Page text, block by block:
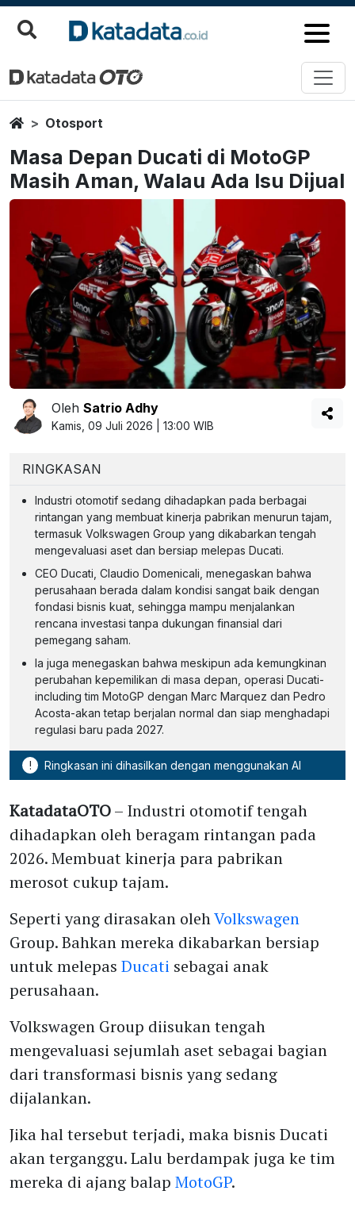
HomeOtosport
Masa Depan Ducati di MotoGP
Masih Aman, Walau Ada Isu Dijual
Oleh Satrio Adhy
Kamis, 09 Juli 2026 | 13:00 WIB
RINGKASAN
Industri otomotif sedang dihadapkan pada berbagai
rintangan yang membuat kinerja pabrikan menurun tajam,
termasuk Volkswagen Group yang dikabarkan tengah
mengevaluasi aset dan bersiap melepas Ducati.
CEO Ducati, Claudio Domenicali, menegaskan bahwa
perusahaan berada dalam kondisi sangat baik dengan
fondasi bisnis kuat, sehingga mampu menjalankan
rencana investasi tanpa dukungan finansial dari
pemegang saham.
Ia juga menegaskan bahwa meskipun ada kemungkinan
perubahan kepemilikan di masa depan, operasi Ducati-
including tim MotoGP dengan Marc Marquez dan Pedro
Acosta-akan tetap berjalan normal dan siap menghadapi
regulasi baru pada 2027.
! Ringkasan ini dihasilkan dengan menggunakan AI
KatadataOTO– Industri otomotif tengah
dihadapkan oleh beragam rintangan pada
2026. Membuat kinerja para pabrikan
merosot cukup tajam.
Seperti yang dirasakan olehVolkswagen
Group. Bahkan mereka dikabarkan bersiap
untuk melepas Ducati sebagai anak
perusahaan.
Volkswagen Group diisukan tengah
mengevaluasi sejumlah aset sebagai bagian
dari transformasi bisnis yang sedang
dijalankan.
Jika hal tersebut terjadi, maka bisnis Ducati
akan terganggu. Lalu berdampak juga ke tim
mereka di ajang balap MotoGP.